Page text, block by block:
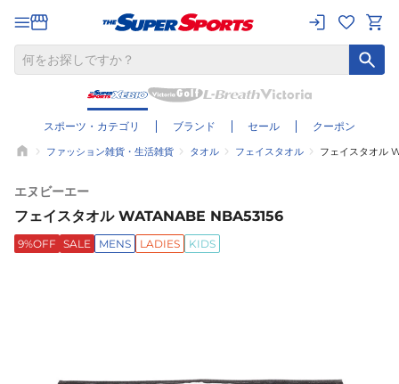
スポーツ・カテゴリ ブランド セール クーポン
ファッション雑貨・生活雑貨 タオル フェイスタオル フェイスタオル
エヌビーエー
フェイスタオル WATANABE NBA53156
9%OFF SALE MENS LADIES KIDS